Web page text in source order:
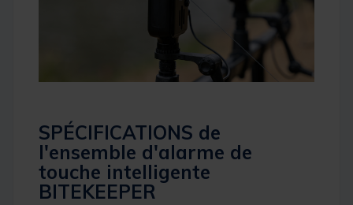
SPÉCIFICATIONS de
l'ensemble d'alarme de
touche intelligente
BITEKEEPER